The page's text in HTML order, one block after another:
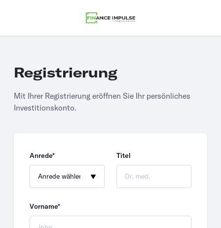
Registrierung
Mit Ihrer Registrierung eröffnen Sie Ihr persönliches
Investitionskonto.
Anrede* Titel
Vorname*